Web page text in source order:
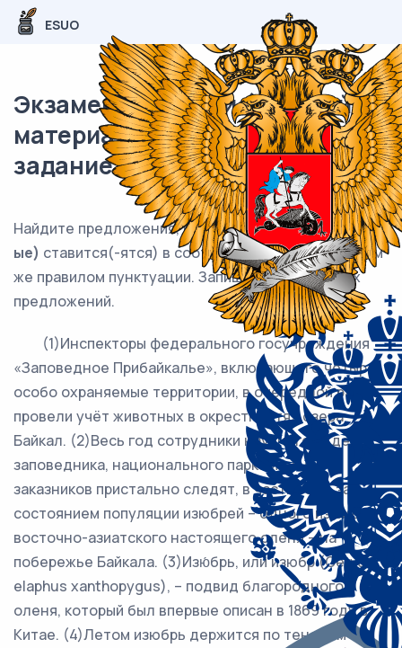
ESUO
Экзаменационный (типовой)
материал ЕГЭ / Русский / 21
задание (24) / 94
Найдите предложения, в которых запятая(-
ые) ставится(-ятся) в соответст-вии с одним и тем
же правилом пунктуации. Запишите номера этих
предложений.
(1)Инспекторы федерального госучреждения
«Заповедное Прибайкалье», включающего четыре
особо охраняемые территории, в очередной раз
провели учёт животных в окрестностях озера
Байкал. (2)Весь год сотрудники научного отдела
заповедника, национального парка и двух
заказников пристально следят, в частности, за
состоянием популяции изюбрей – одного из видов
восточно-азиатского настоящего оленя – на
побережье Байкала. (3)Изю́брь, или изюбр (Cervus
elaphus xanthopygus), – подвид благородного
оленя, который был впервые описан в 1869 году в
Китае. (4)Летом изюбрь держится по теневым